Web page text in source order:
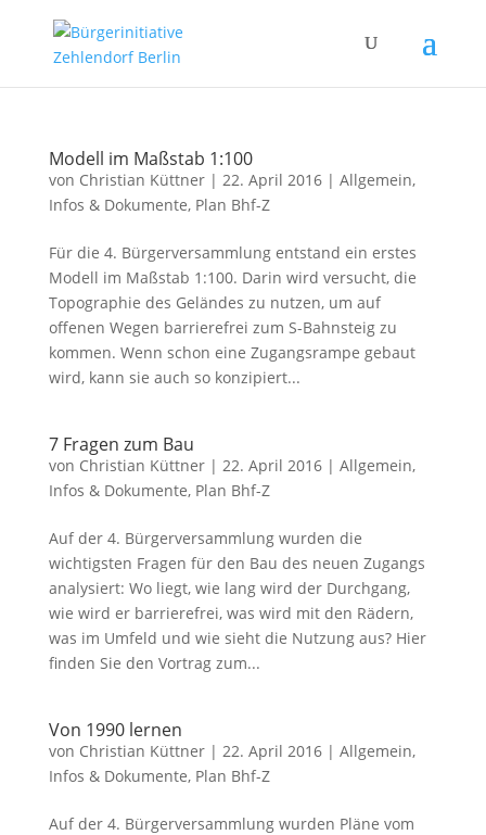
Modell im Maßstab 1:100
von Christian Küttner| 22. April 2016| Allgemein,
Infos & Dokumente, Plan Bhf-Z
Für die 4. Bürgerversammlung entstand ein erstes
Modell im Maßstab 1:100. Darin wird versucht, die
Topographie des Geländes zu nutzen, um auf
offenen Wegen barrierefrei zum S-Bahnsteig zu
kommen. Wenn schon eine Zugangsrampe gebaut
wird, kann sie auch so konzipiert...
7 Fragen zum Bau
von Christian Küttner| 22. April 2016| Allgemein,
Infos & Dokumente, Plan Bhf-Z
Auf der 4. Bürgerversammlung wurden die
wichtigsten Fragen für den Bau des neuen Zugangs
analysiert: Wo liegt, wie lang wird der Durchgang,
wie wird er barrierefrei, was wird mit den Rädern,
was im Umfeld und wie sieht die Nutzung aus? Hier
finden Sie den Vortrag zum...
Von 1990 lernen
von Christian Küttner| 22. April 2016| Allgemein,
Infos & Dokumente, Plan Bhf-Z
Auf der 4. Bürgerversammlung wurden Pläne vom